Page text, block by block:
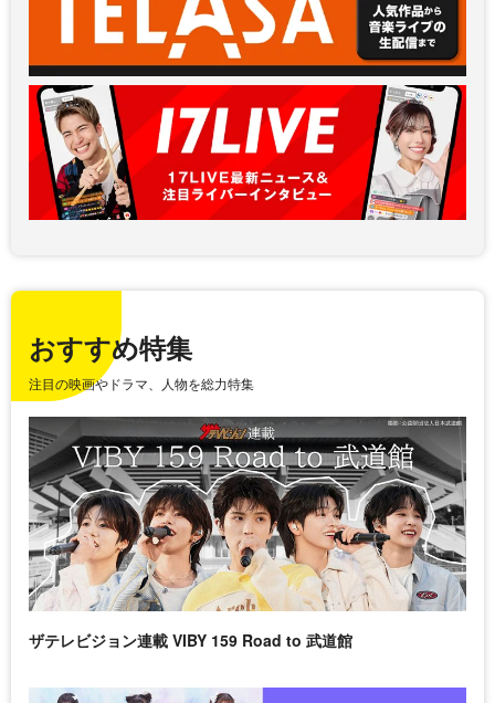
おすすめ特集
注目の映画やドラマ、人物を総力特集
ザテレビジョン連載 VIBY 159 Road to 武道館